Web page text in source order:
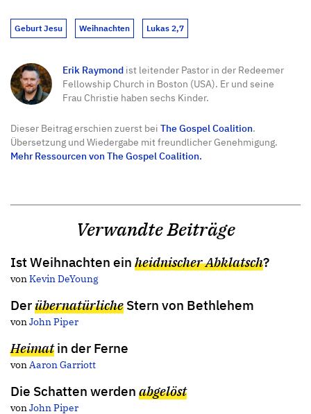
Geburt Jesu Weihnachten Lukas 2,7
Erik Raymond ist leitender Pastor in der Redeemer
Fellowship Church in Boston (USA). Er und seine
Frau Christie haben sechs Kinder.
Dieser Beitrag erschien zuerst bei The Gospel Coalition.
Übersetzung und Wiedergabe mit freundlicher Genehmigung.
Mehr Ressourcen von The Gospel Coalition.
Verwandte Beiträge
Ist Weihnachten ein heidnischer Abklatsch?
von Kevin DeYoung
Derübernatürliche Stern von Bethlehem
von John Piper
Heimatin der Ferne
von Aaron Garriott
Die Schatten werden abgelöst
von John Piper